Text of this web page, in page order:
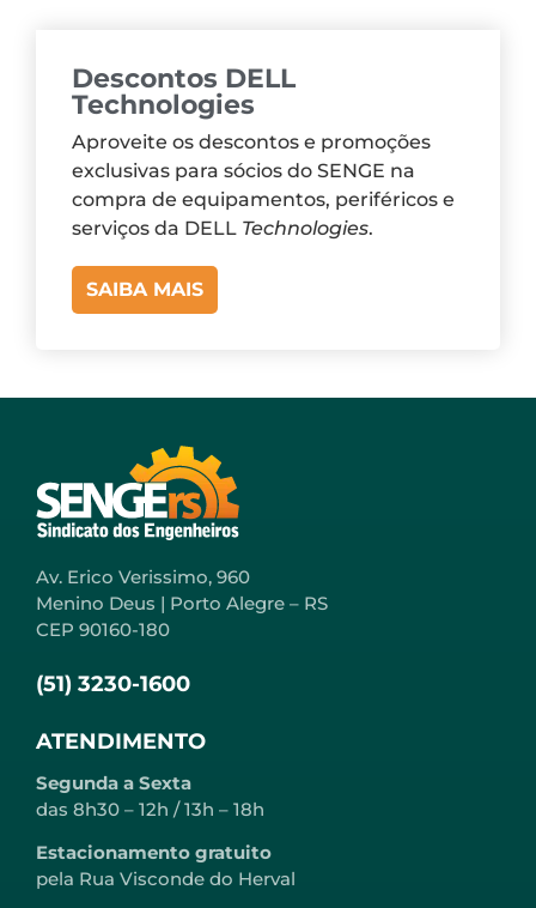
Descontos DELL
Technologies
Aproveite os descontos e promoções
exclusivas para sócios do SENGE na
compra de equipamentos, periféricos e
serviços da DELL Technologies.
SAIBA MAIS
Av. Erico Verissimo, 960
Menino Deus | Porto Alegre – RS
CEP 90160-180
(51) 3230-1600
ATENDIMENTO
Segunda a Sexta
das 8h30 – 12h / 13h – 18h
Estacionamento gratuito
pela Rua Visconde do Herval